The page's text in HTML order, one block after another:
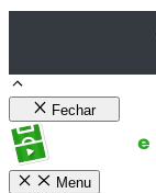
Fechar
Menu